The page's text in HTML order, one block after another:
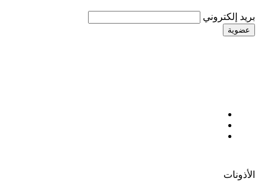
بريد إلكتروني
الأذونات